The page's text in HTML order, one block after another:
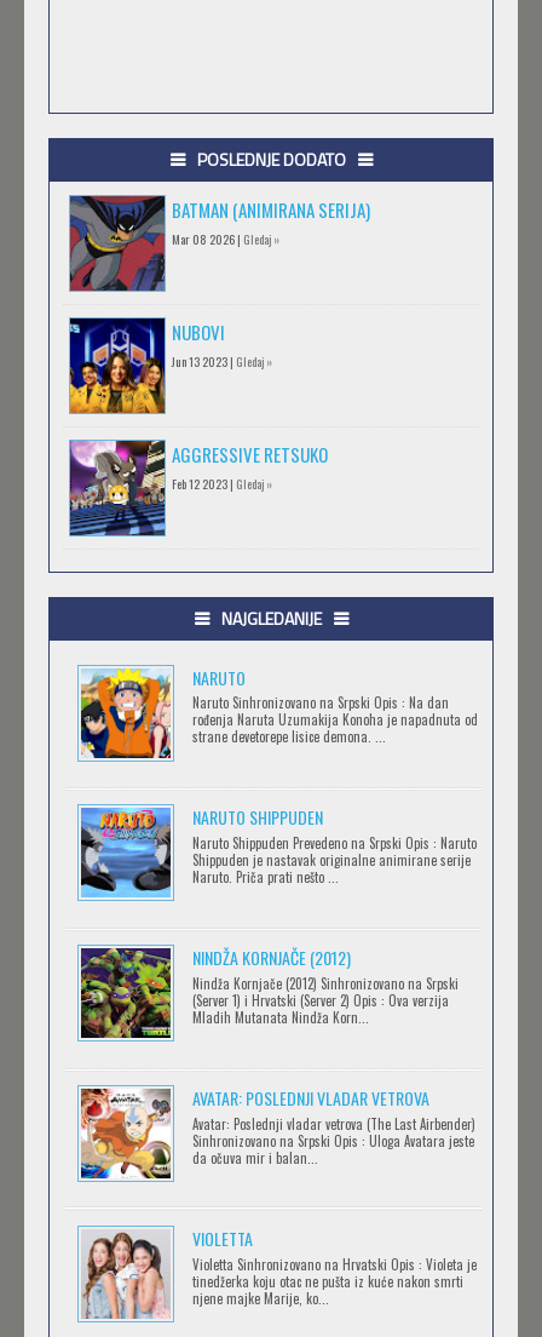
POSLEDNJE DODATO
BATMAN (ANIMIRANA SERIJA)
Mar 08 2026 | Gledaj »
NUBOVI
Jun 13 2023 | Gledaj »
AGGRESSIVE RETSUKO
Feb 12 2023 | Gledaj »
.HACK//GIFT
.HACK//LIMINALITY
Feb 12 2023 |Gledaj »
SOVA I EKIPA
Feb 12 2023 |Gledaj »
BLOODIVORES
Feb 12 2023 |Gledaj »
AVANTURE KIDA OPASNOST
Feb 12 2023 |Gledaj »
IPAK SE OKREĆE (GALILEO: EPPUR SI MUOVE)
OBLUTAK
NAJGLEDANIJE
NARUTO
Naruto Sinhronizovano na Srpski Opis : Na dan
rođenja Naruta Uzumakija Konoha je napadnuta od
strane devetorepe lisice demona. ...
NARUTO SHIPPUDEN
Naruto Shippuden Prevedeno na Srpski Opis : Naruto
Shippuden je nastavak originalne animirane serije
Naruto. Priča prati nešto ...
NINDŽA KORNJAČE (2012)
Nindža Kornjače (2012) Sinhronizovano na Srpski
(Server 1) i Hrvatski (Server 2) Opis : Ova verzija
Mladih Mutanata Nindža Korn...
AVATAR: POSLEDNJI VLADAR VETROVA
Avatar: Poslednji vladar vetrova (The Last Airbender)
Sinhronizovano na Srpski Opis : Uloga Avatara jeste
da očuva mir i balan...
VIOLETTA
Violetta Sinhronizovano na Hrvatski Opis : Violeta je
tinedžerka koju otac ne pušta iz kuće nakon smrti
njene majke Marije, ko...